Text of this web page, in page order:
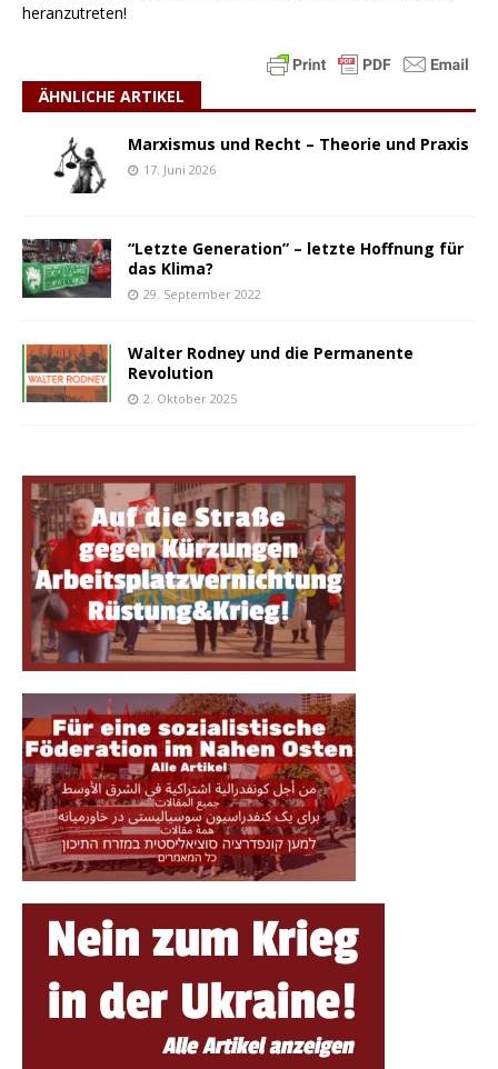
heranzutreten!
ÄHNLICHE ARTIKEL
Marxismus und Recht – Theorie und Praxis
17. Juni 2026
“Letzte Generation” – letzte Hoffnung für
das Klima?
29. September 2022
Walter Rodney und die Permanente
Revolution
2. Oktober 2025